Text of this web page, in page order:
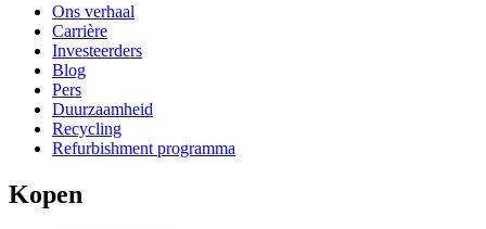
Ons verhaal
Carrière
Investeerders
Blog
Pers
Duurzaamheid
Recycling
Refurbishment programma
Kopen